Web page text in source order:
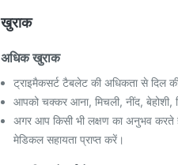
खुराक
अधिक खुराक
ट्राइमैकसर्ट टैबलेट की अधिकता से दिल
आपको चक्कर आना, मिचली, नींद, बेहोशी,
अगर आप किसी भी लक्षण का अनुभव करते
मेडिकल सहायता प्राप्त करें।